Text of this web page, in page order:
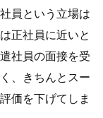
員という立場は
正社員に近いと
社員の面接を受
、きちんとスー
価を下げてしま